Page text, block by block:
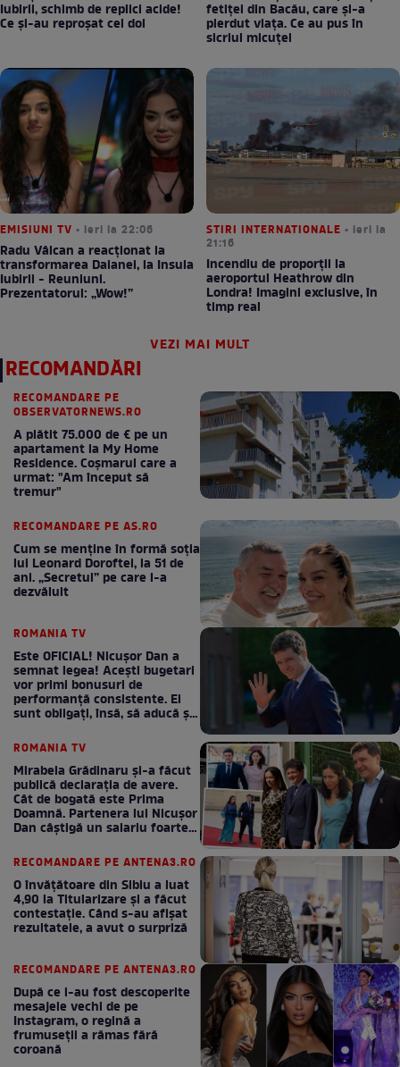
Iubirii, schimb de replici acide!
Ce și-au reproșat cei doi
fetiței din Bacău, care și-a
pierdut viața. Ce au pus în
sicriul micuței
EMISIUNI TV • ieri la 22:06
Radu Vâlcan a reacționat la
transformarea Daianei, la Insula
Iubirii - Reuniuni.
Prezentatorul: „Wow!”
STIRI INTERNATIONALE • ieri la
21:16
Incendiu de proporții la
aeroportul Heathrow din
Londra! Imagini exclusive, în
timp real
VEZI MAI MULT
RECOMANDĂRI
RECOMANDARE PE
OBSERVATORNEWS.RO
A plătit 75.000 de € pe un
apartament la My Home
Residence. Coşmarul care a
urmat: "Am început să
tremur"
RECOMANDARE PE AS.RO
Cum se menţine în formă soţia
lui Leonard Doroftei, la 51 de
ani. „Secretul” pe care l-a
dezvăluit
ROMANIA TV
Este OFICIAL! Nicușor Dan a
semnat legea! Acești bugetari
vor primi bonusuri de
performanță consistente. Ei
sunt obligați, însă, să aducă și
ROMANIA TV
Mirabela Grădinaru și-a făcut
publică declarația de avere.
Cât de bogată este Prima
Doamnă. Partenera lui Nicușor
Dan câștigă un salariu foarte
RECOMANDARE PE ANTENA3.RO
O învățătoare din Sibiu a luat
4,90 la Titularizare și a făcut
contestație. Când s-au afișat
rezultatele, a avut o surpriză
RECOMANDARE PE ANTENA3.RO
După ce i-au fost descoperite
mesajele vechi de pe
Instagram, o regină a
frumuseții a rămas fără
coroană